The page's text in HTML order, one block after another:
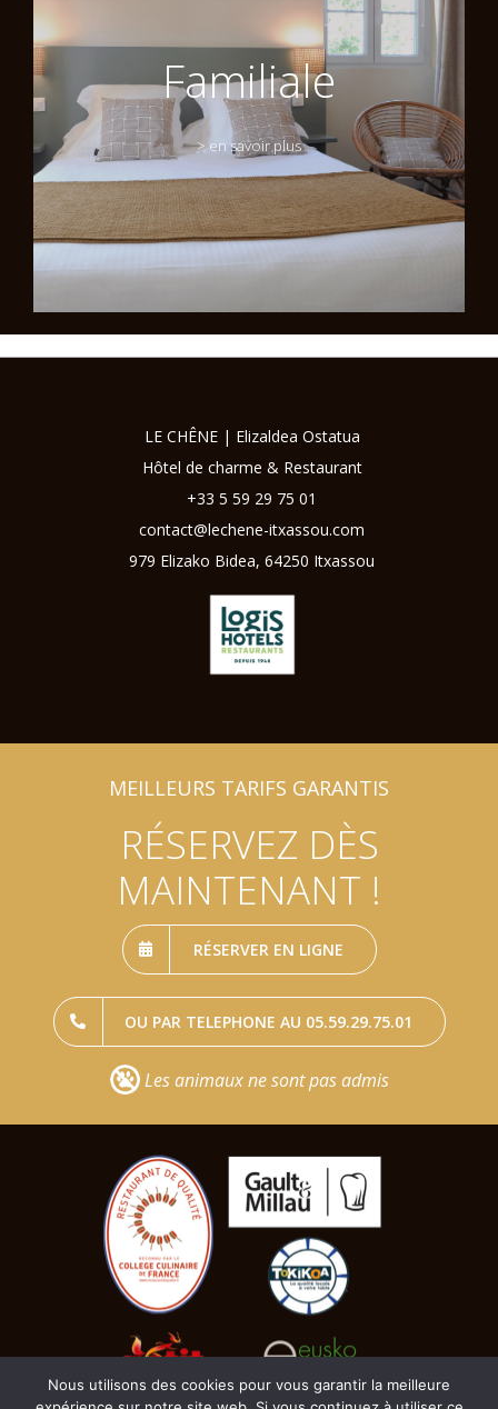
Familiale
> en savoir plus
LE CHÊNE | Elizaldea Ostatua
Hôtel de charme & Restaurant
+335 59 29 75 01
contact@lechene-itxassou.com
979 Elizako Bidea, 64250 Itxassou
MEILLEURS TARIFS GARANTIS
RÉSERVEZ DÈS
MAINTENANT !
RÉSERVER EN LIGNE
OU PAR TELEPHONE AU 05.59.29.75.01
Les animaux ne sont pas admis
Nous utilisons des cookies pour vous garantir la meilleure